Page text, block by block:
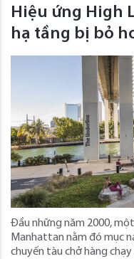
Hiệu ứng High
hạ tầng bị bỏ
Đầu những năm 2000,
Manhattan nằm đó mục
chuyến tàu chở hàng